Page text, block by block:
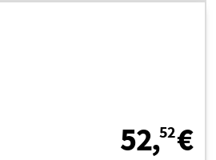
52,52€